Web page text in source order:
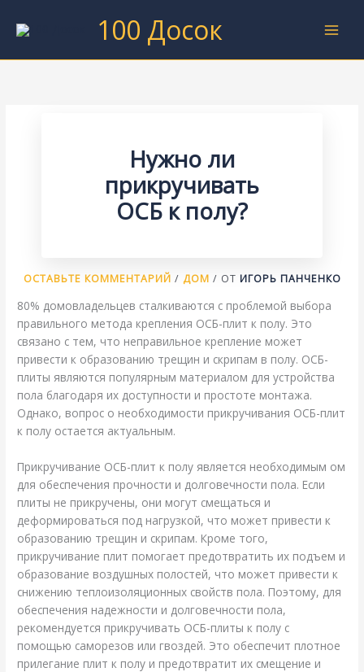
100 Досок
Нужно ли
прикручивать
ОСБ к полу?
ОСТАВЬТЕ КОММЕНТАРИЙ / ДОМ / ОТ ИГОРЬ ПАНЧЕНКО
80% домовладельцев сталкиваются с проблемой выбора
правильного метода крепления ОСБ-плит к полу. Это
связано с тем, что неправильное крепление может
привести к образованию трещин и скрипам в полу. ОСБ-
плиты являются популярным материалом для устройства
пола благодаря их доступности и простоте монтажа.
Однако, вопрос о необходимости прикручивания ОСБ-плит
к полу остается актуальным.
Прикручивание ОСБ-плит к полу является необходимым ом
для обеспечения прочности и долговечности пола. Если
плиты не прикручены, они могут смещаться и
деформироваться под нагрузкой, что может привести к
образованию трещин и скрипам. Кроме того,
прикручивание плит помогает предотвратить их подъем и
образование воздушных полостей, что может привести к
снижению теплоизоляционных свойств пола. Поэтому, для
обеспечения надежности и долговечности пола,
рекомендуется прикручивать ОСБ-плиты к полу с
помощью саморезов или гвоздей. Это обеспечит плотное
прилегание плит к полу и предотвратит их смещение и